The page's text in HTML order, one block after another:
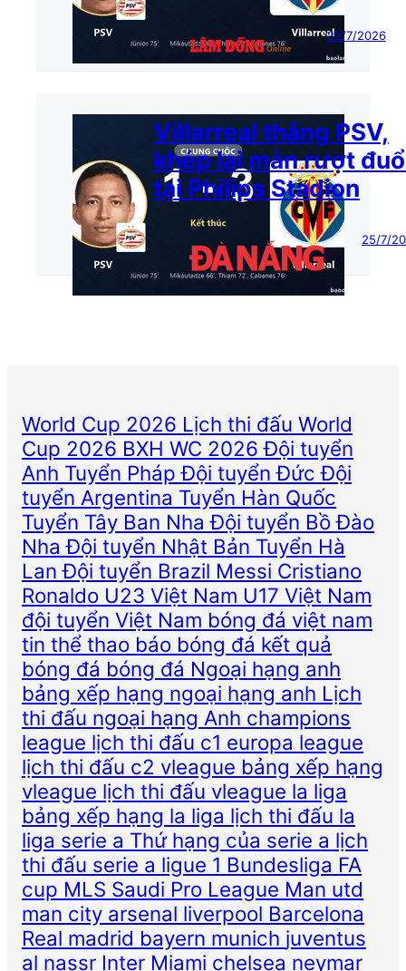
25/7/2026
Villarreal thắng PSV,
khép lại màn rượt
tại Philips Stadion
25/7/
World Cup 2026 Lịch thi đấu World
Cup 2026 BXH WC 2026 Đội tuyển
Anh Tuyển Pháp Đội tuyển Đức Đội
tuyển Argentina Tuyển Hàn Quốc
Tuyển Tây Ban Nha Đội tuyển Bồ Đào
Nha Đội tuyển Nhật Bản Tuyển Hà
Lan Đội tuyển Brazil Messi Cristiano
Ronaldo U23 Việt Nam U17 Việt Nam
đội tuyển Việt Nam bóng đá việt nam
tin thể thao báo bóng đá kết quả
bóng đá bóng đá Ngoại hạng anh
bảng xếp hạng ngoại hạng anh Lịch
thi đấu ngoại hạng Anh champions
league lịch thi đấu c1 europa league
lịch thi đấu c2 vleague bảng xếp hạng
vleague lịch thi đấu vleague la liga
bảng xếp hạng la liga lịch thi đấu la
liga serie a Thứ hạng của serie a lịch
thi đấu serie a ligue 1 Bundesliga FA
cup MLS Saudi Pro League Man utd
man city arsenal liverpool Barcelona
Real madrid bayern munich juventus
al nassr Inter Miami chelsea neymar